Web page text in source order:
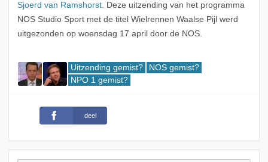
Sjoerd van Ramshorst. Deze uitzending van het programma
NOS Studio Sport met de titel Wielrennen Waalse Pijl werd
uitgezonden op woensdag 17 april door de NOS.
Uitzending gemist?
NOS gemist?
NPO 1 gemist?
deel